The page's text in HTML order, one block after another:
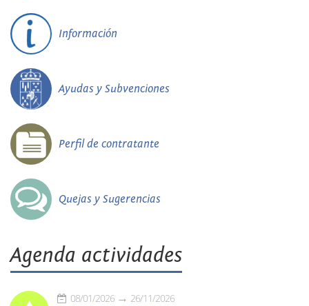
Información
Ayudas y Subvenciones
Perfil de contratante
Quejas y Sugerencias
Agenda actividades
08/01/2026 26/11/2026